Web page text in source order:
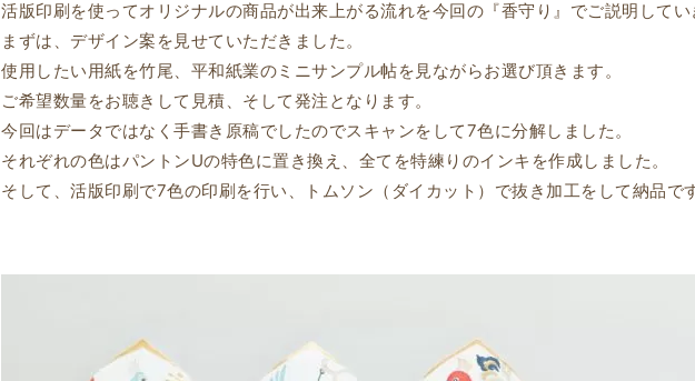
活版印刷を使ってオリジナルの商品が出来上がる流れを今回の『香守り』でご説明して
まずは、デザイン案を見せていただきました。
使用したい用紙を竹尾、平和紙業のミニサンプル帖を見ながらお選び頂きます。
ご希望数量をお聴きして見積、そして発注となります。
今回はデータではなく手書き原稿でしたのでスキャンをして7色に分解しました。
それぞれの色はパントンUの特色に置き換え、全てを特練りのインキを作成しました。
そして、活版印刷で7色の印刷を行い、トムソン（ダイカット）で抜き加工をして納品で